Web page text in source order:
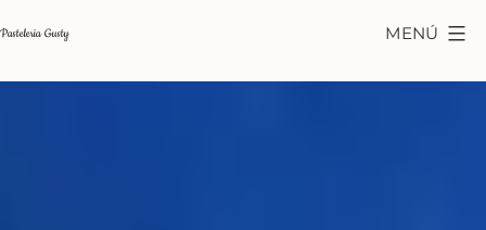
contenido
Pasteleria Gusty MENÚ